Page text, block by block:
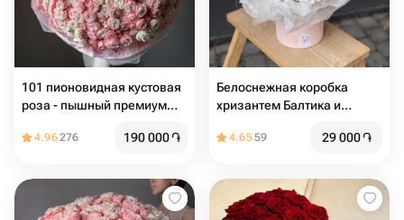
101 пионовидная кустовая
роза - пышный премиум
4.96276 190 000֏
Белоснежная коробка
хризантем Балтика и
4.6559 29 000֏